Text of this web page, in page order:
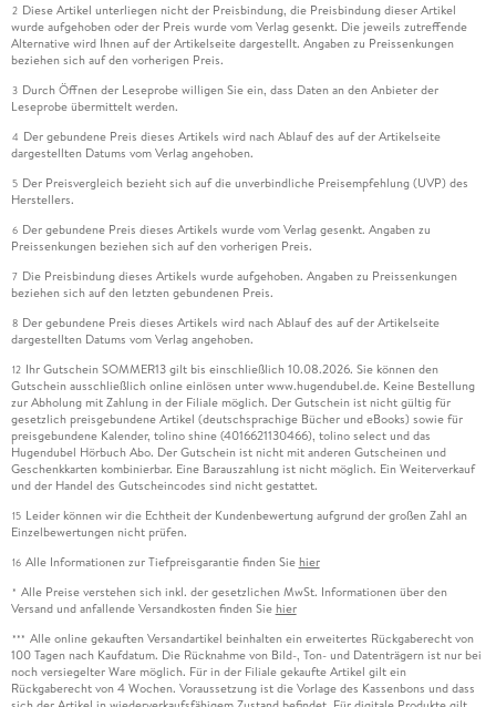
2 Diese Artikel unterliegen nicht der Preisbindung, die Preisbindung dieser Artikel
wurde aufgehoben oder der Preis wurde vom Verlag gesenkt. Die jeweils zutreffende
Alternative wird Ihnen auf der Artikelseite dargestellt. Angaben zu Preissenkungen
beziehen sich auf den vorherigen Preis.
3 Durch Öffnen der Leseprobe willigen Sie ein, dass Daten an den Anbieter der
Leseprobe übermittelt werden.
4 Der gebundene Preis dieses Artikels wird nach Ablauf des auf der Artikelseite
dargestellten Datums vom Verlag angehoben.
5 Der Preisvergleich bezieht sich auf die unverbindliche Preisempfehlung (UVP) des
Herstellers.
6 Der gebundene Preis dieses Artikels wurde vom Verlag gesenkt. Angaben zu
Preissenkungen beziehen sich auf den vorherigen Preis.
7 Die Preisbindung dieses Artikels wurde aufgehoben. Angaben zu Preissenkungen
beziehen sich auf den letzten gebundenen Preis.
8 Der gebundene Preis dieses Artikels wird nach Ablauf des auf der Artikelseite
dargestellten Datums vom Verlag angehoben.
12 Ihr Gutschein SOMMER13 gilt bis einschließlich 10.08.2026. Sie können den
Gutschein ausschließlich online einlösen unter www.hugendubel.de. Keine Bestellung
zur Abholung mit Zahlung in der Filiale möglich. Der Gutschein ist nicht gültig für
gesetzlich preisgebundene Artikel (deutschsprachige Bücher und eBooks) sowie für
preisgebundene Kalender, tolino shine (4016621130466), tolino select und das
Hugendubel Hörbuch Abo. Der Gutschein ist nicht mit anderen Gutscheinen und
Geschenkkarten kombinierbar. Eine Barauszahlung ist nicht möglich. Ein Weiterverkauf
und der Handel des Gutscheincodes sind nicht gestattet.
15 Leider können wir die Echtheit der Kundenbewertung aufgrund der großen Zahl an
Einzelbewertungen nicht prüfen.
16 Alle Informationen zur Tiefpreisgarantie finden Sie hier
* Alle Preise verstehen sich inkl. der gesetzlichen MwSt. Informationen über den
Versand und anfallende Versandkosten finden Sie hier
*** Alle online gekauften Versandartikel beinhalten ein erweitertes Rückgaberecht von
100 Tagen nach Kaufdatum. Die Rücknahme von Bild-, Ton- und Datenträgern ist nur bei
noch versiegelter Ware möglich. Für in der Filiale gekaufte Artikel gilt ein
Rückgaberecht von 4 Wochen. Voraussetzung ist die Vorlage des Kassenbons und dass